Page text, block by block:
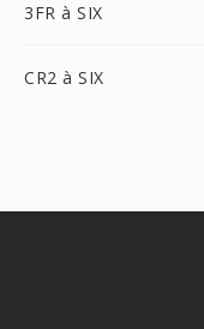
3FR à SIX
CR2 à SIX